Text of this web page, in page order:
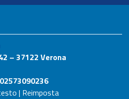
– 37122 Verona
02573090236
| Reimposta